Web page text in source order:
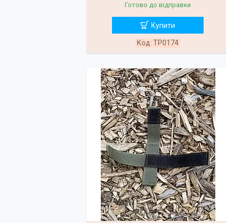
Готово до відправки
Купити
TP0174